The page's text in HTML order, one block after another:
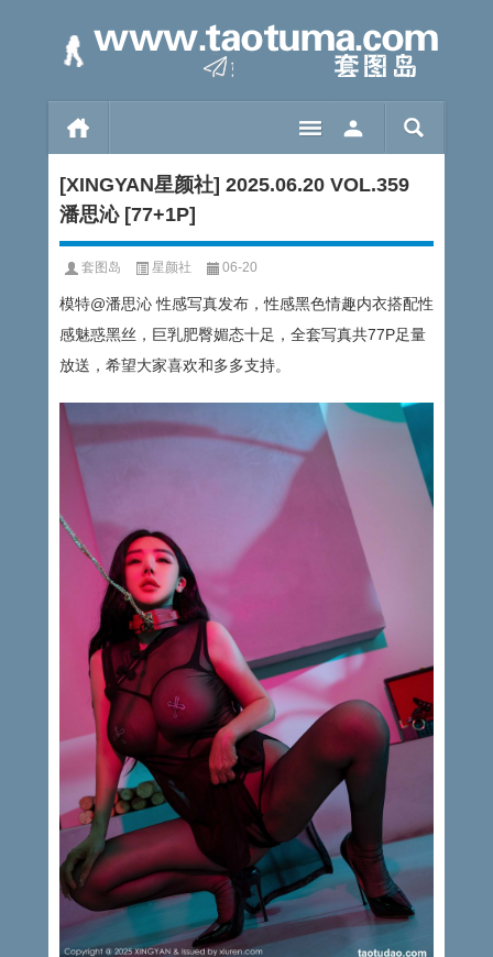
[XINGYAN星颜社] 2025.06.20 VOL.359
潘思沁 [77+1P]
套图岛 星颜社 06-20
模特@潘思沁 性感写真发布，性感黑色情趣内衣搭配性
感魅惑黑丝，巨乳肥臀媚态十足，全套写真共77P足量
放送，希望大家喜欢和多多支持。